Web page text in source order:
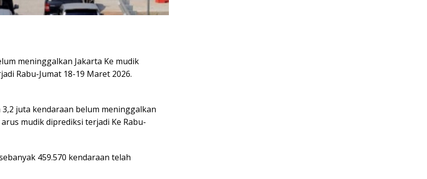
meninggalkan Jakarta Ke mudik
Rabu-Jumat 18-19 Maret 2026.
juta kendaraan belum meninggalkan
mudik diprediksi terjadi Ke Rabu-
459.570 kendaraan telah